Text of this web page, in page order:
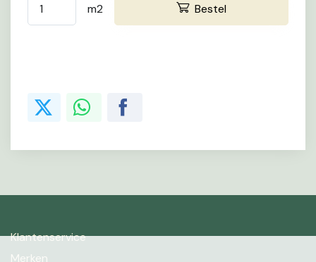
m2 Bestel
Klantenservice
Merken